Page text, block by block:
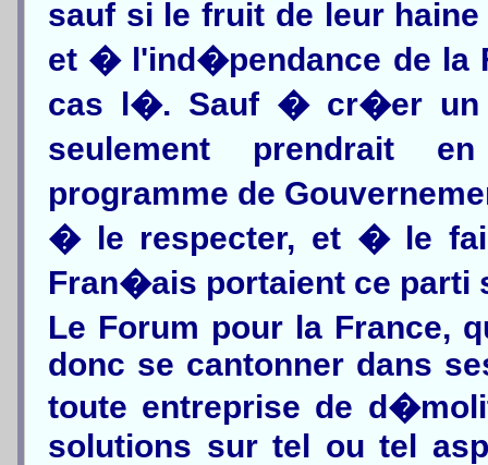
sauf si le fruit de leur
et � l'ind�pendance de la
cas l�. Sauf � cr�er un
seulement prendrait
programme de
� le respecter, et � le
Fran�ais portaient ce
Le Forum pour la France,
donc se cantonner dans
toute entreprise de
solutions sur tel ou tel